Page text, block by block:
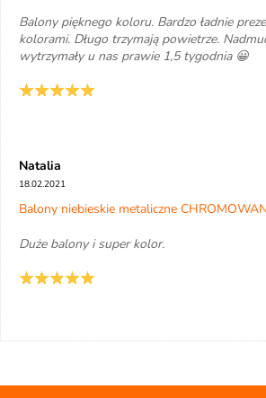
Balony pięknego koloru. Bardzo ładnie
kolorami. Długo trzymają powietrze.
wytrzymały u nas prawie 1,5 tygodnia 😀
Natalia
18.02.2021
Balony niebieskie metaliczne
Duże balony i super kolor.